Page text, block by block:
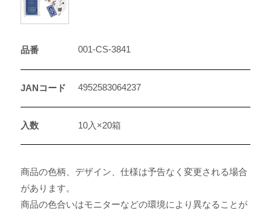
品番 001-CS-3841
JANコード 4952583064237
入数 10入×20箱
商品の色柄、デザイン、仕様は予告なく変更される場合
があります。
商品の色合いはモニターなどの環境により異なることが